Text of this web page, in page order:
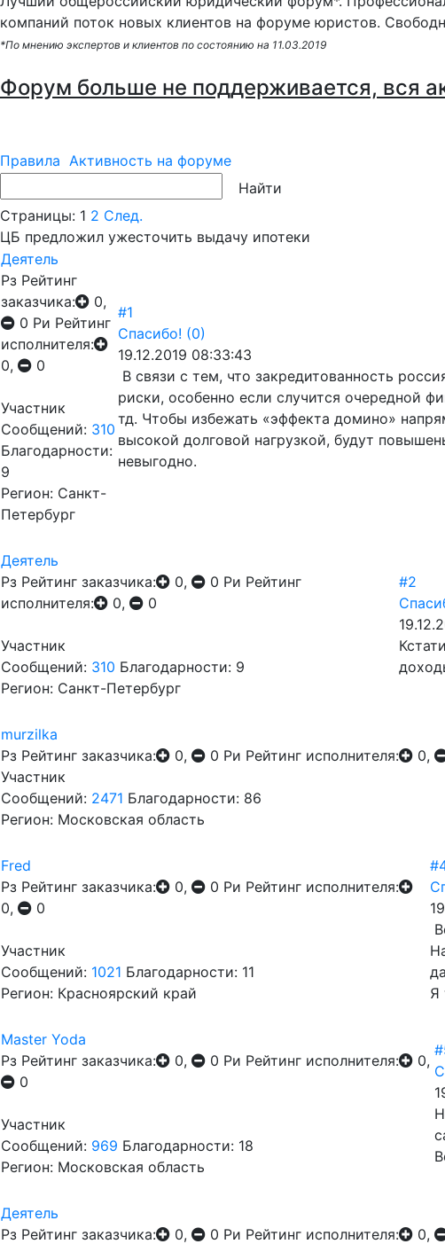
компаний поток новых клиентов на форуме юристов.
*По мнению экспертов и клиентов по состоянию на 11.03.2019
Форум больше не поддерживается, вся
Правила Активность на форуме
Страницы: 1 2 След.
ЦБ предложил ужесточить выдачу ипотеки
Деятель
Рз Рейтинг
заказчика:
0,
0 Ри Рейтинг
исполнителя:
0,
0
Участник
Сообщений: 310
Благодарности:
9
Регион: Санкт-
Петербург
#1
Спасибо! (0)
19.12.2019 08:33:43
В связи с тем, что закредитованность
риски, особенно если случится очередной
тд. Чтобы избежать «эффекта домино»
высокой долговой нагрузкой, будут
невыгодно.
Деятель
Рз Рейтинг заказчика: 0, 0 Ри Рейтинг
исполнителя:
0, 0
Участник
Сообщений: 310 Благодарности: 9
Регион: Санкт-Петербург
#2
murzilka
Рз Рейтинг заказчика: 0, 0 Ри Рейтинг исполнителя: 0,
Участник
Сообщений: 2471 Благодарности: 86
Регион: Московская область
Fred
Рз Рейтинг заказчика: 0, 0 Ри Рейтинг исполнителя:
0,
0
Участник
Сообщений: 1021 Благодарности: 11
Регион: Красноярский край
Я
Master Yoda
Рз Рейтинг заказчика: 0, 0 Ри Рейтинг исполнителя:
0,
0
Участник
Сообщений: 969 Благодарности: 18
Регион: Московская область
Деятель
Рз Рейтинг заказчика: 0, 0 Ри Рейтинг исполнителя: 0,